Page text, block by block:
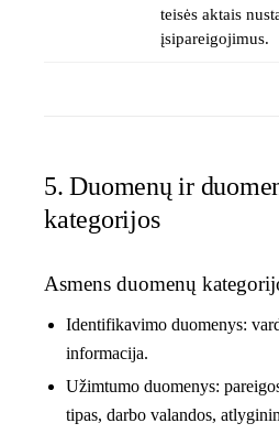
teisės aktais
įsipareigojimus.
5. Duomenų ir
kategorijos
Asmens duomenų
Identifikavimo duomenys:
informacija.
Užimtumo duomenys:
tipas, darbo valandos,